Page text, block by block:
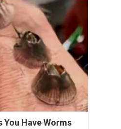
You Have Worms